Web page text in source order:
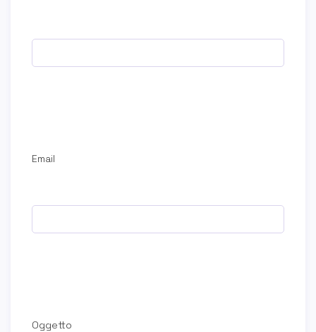
Email
Oggetto